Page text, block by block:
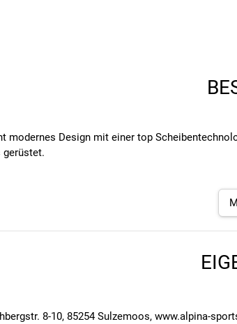
modernes Design mit einer top
gerüstet.
verstellbare Nasenflügel
8-10, 85254 Sulzemoos, www.alpina-